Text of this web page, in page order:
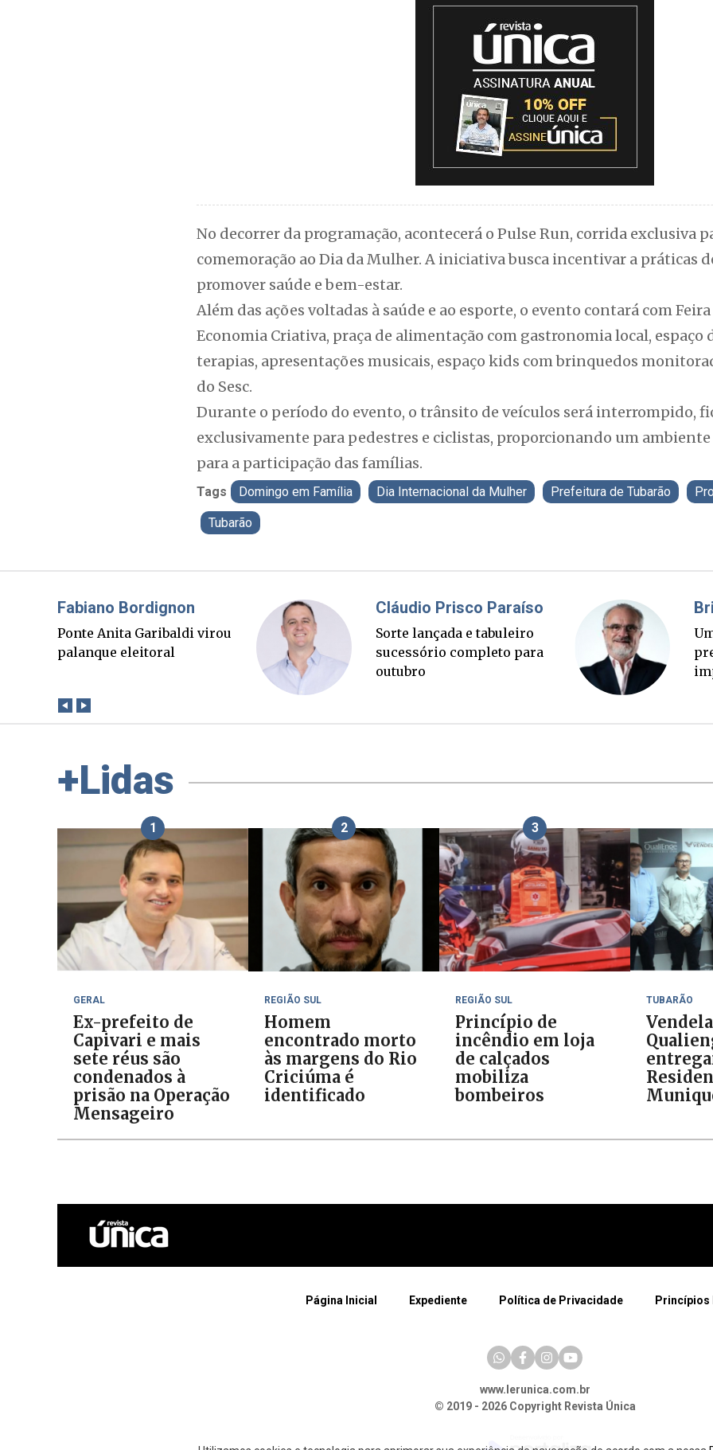
No decorrer da programação, acontecerá o Pulse Run, corrida exclusiva
comemoração ao Dia da Mulher. A iniciativa busca incentivar a práticas
promover saúde e bem-estar.
Além das ações voltadas à saúde e ao esporte, o evento contará com
Economia Criativa, praça de alimentação com gastronomia local, espaço
terapias, apresentações musicais, espaço kids com brinquedos
do Sesc.
Durante o período do evento, o trânsito de veículos será interrompido,
exclusivamente para pedestres e ciclistas, proporcionando um ambiente
para a participação das famílias.
Tags Domingo em Família Dia Internacional da Mulher Prefeitura de Tubarão
Tubarão
Misael Elias
O Boato corre mais rápido
que a verdade. Mas quem
Fabiano Bordignon
Ponte Anita Garibaldi virou
palanque eleitoral
+Lidas
1
GERAL
Ex-prefeito de
Capivari e mais
sete réus são
condenados à
prisão na Operação
Mensageiro
2
REGIÃO SUL
Homem
encontrado morto
às margens do Rio
Criciúma é
identificado
3
REGIÃO SUL
Princípio de
incêndio em loja
de calçados
mobiliza
bombeiros
TUBARÃO
Página Inicial Expediente Política de Privacidade Princípios
www.lerunica.com.br
© 2019 - 2026 Copyright Revista Única